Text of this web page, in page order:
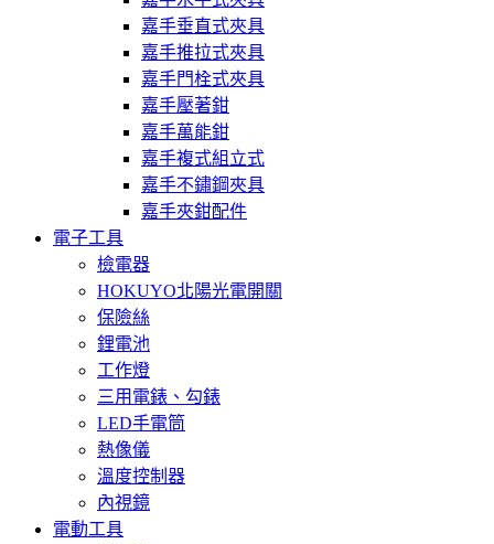
嘉手垂直式夾具
嘉手推拉式夾具
嘉手門栓式夾具
嘉手壓著鉗
嘉手萬能鉗
嘉手複式組立式
嘉手不鏽鋼夾具
嘉手夾鉗配件
電子工具
檢電器
HOKUYO北陽光電開關
保險絲
鋰電池
工作燈
三用電錶、勾錶
LED手電筒
熱像儀
溫度控制器
內視鏡
電動工具